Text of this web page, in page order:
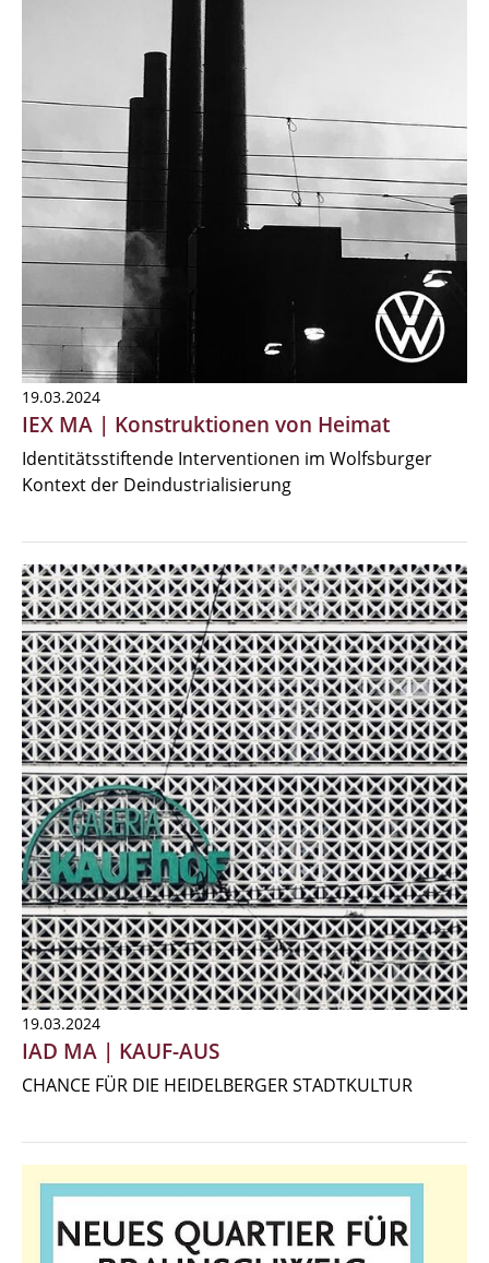
19.03.2024
IEX MA | Konstruktionen von Heimat
Identitätsstiftende Interventionen im Wolfsburger
Kontext der Deindustrialisierung
19.03.2024
IAD MA | KAUF-AUS
CHANCE FÜR DIE HEIDELBERGER STADTKULTUR